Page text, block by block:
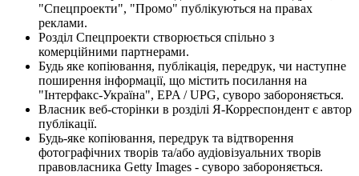
"Спецпроекти", "Промо" публікуються на правах
реклами.
Розділ Спецпроекти створюється спільно з
комерційними партнерами.
Будь яке копіювання, публікація, передрук, чи наступне
поширення інформації, що містить посилання на
"Інтерфакс-Україна", EPA / UPG, суворо забороняється.
Власник веб-сторінки в розділі Я-Корреспондент є автор
публікації.
Будь-яке копіювання, передрук та відтворення
фотографічних творів та/або аудіовізуальних творів
правовласника Getty Images - суворо забороняється.